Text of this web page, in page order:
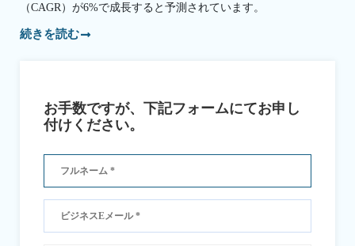
（CAGR）が6%で成長すると予測されています。
続きを読む
お手数ですが、下記フォームにてお申し
付けください。